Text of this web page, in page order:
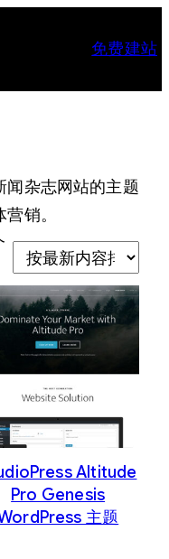
免费建站
闻杂志网站的主题
销。
Altitude
Pro Genesis
主题